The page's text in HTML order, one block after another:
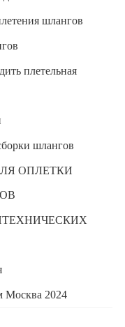
шлангов
плетельная
шлангов
ОПЛЕТКИ
Москва 2024